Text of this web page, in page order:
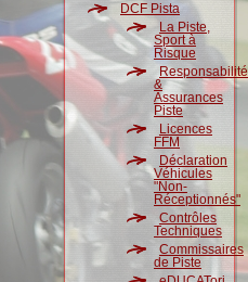
DCF Pista
La Piste,
Sport à
Risque
&
Assurances
Piste
Licences
FFM
Déclaration
Véhicules
"Non-
Réceptionnés"
Contrôles
Techniques
Commissaires
de Piste